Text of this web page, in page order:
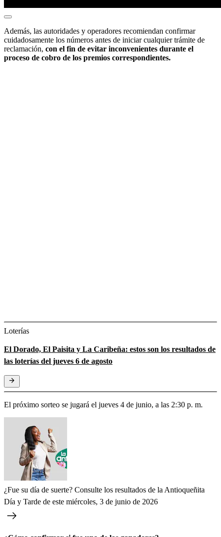
Además, las autoridades y operadores recomiendan confirmar
cuidadosamente los números antes de iniciar cualquier trámite de
reclamación, con el fin de evitar inconvenientes durante el
proceso de cobro de los premios correspondientes.
Loterías
El Dorado, El Paisita y La Caribeña: estos son los resultados de
las loterías del jueves 6 de agosto
El próximo sorteo se jugará el jueves 4 de junio, a las 2:30 p. m.
¿Fue su día de suerte? Consulte los resultados de la Antioqueñita
Día y Tarde de este miércoles, 3 de junio de 2026